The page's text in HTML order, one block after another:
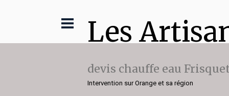
Les
devis chauffe eau
Intervention sur Orange et sa région